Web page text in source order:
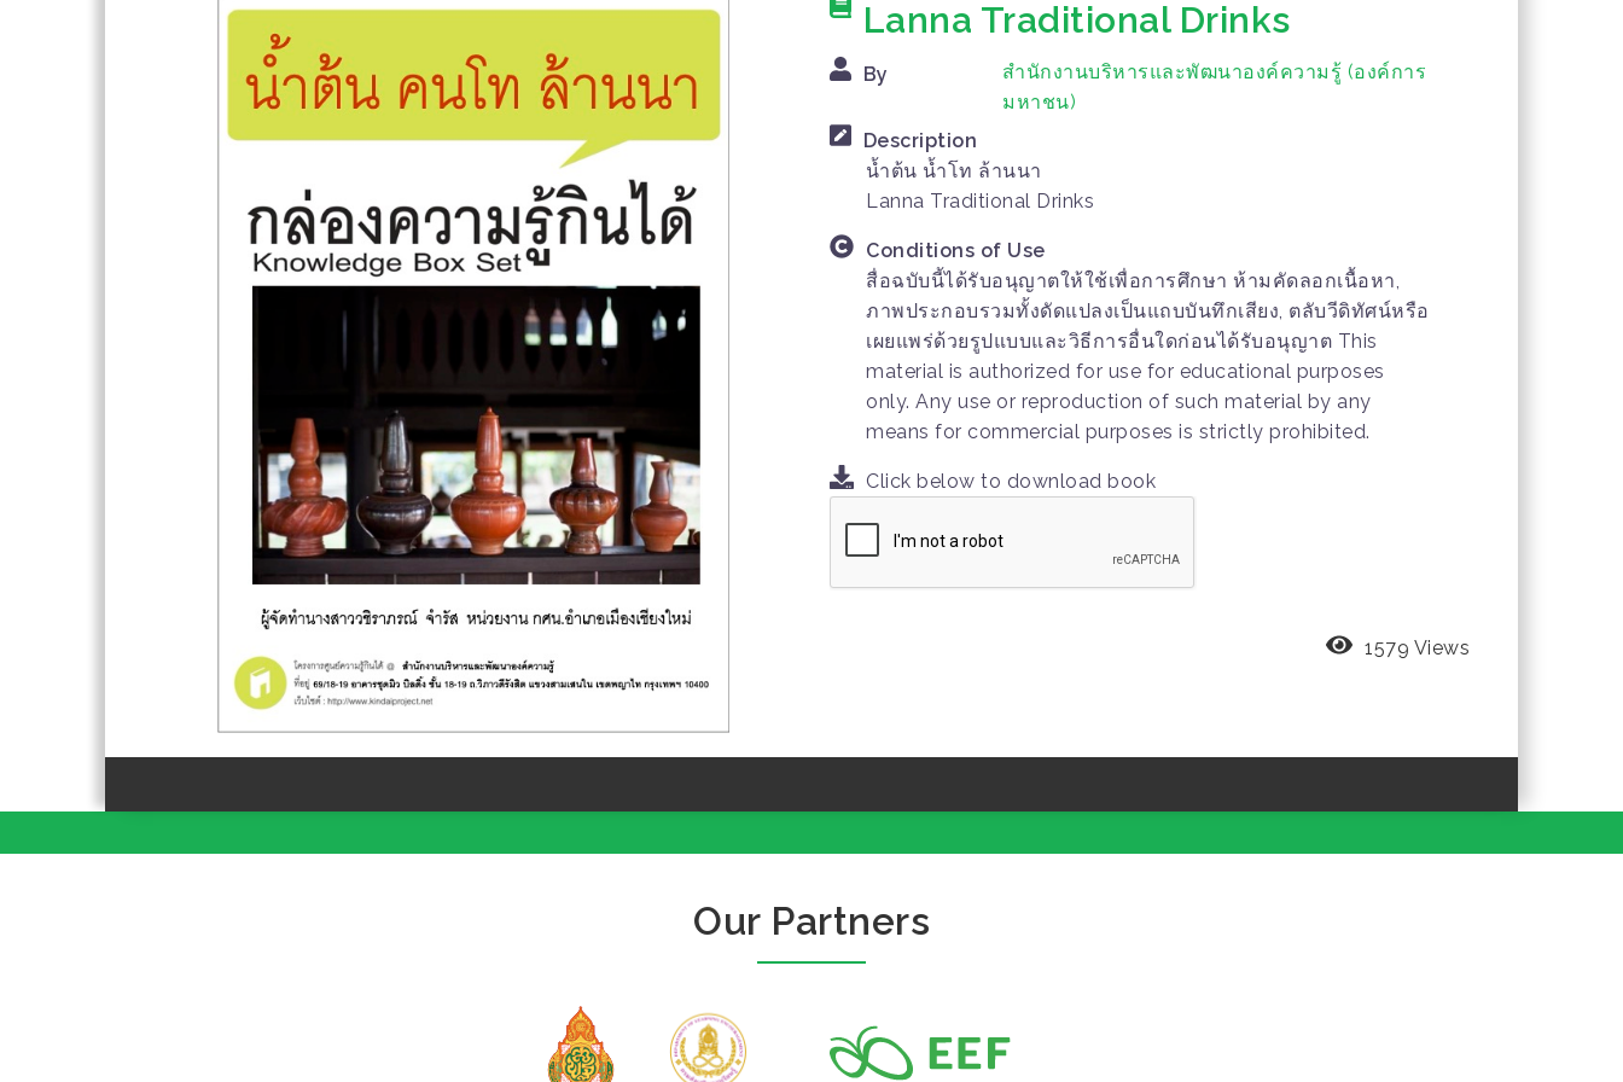
Lanna Traditional Drinks
By
สำนักงานบริหารและพัฒนาองค์ความรู้ (องค์การ
มหาชน)
Description
น้ำต้น น้ำโท ล้านนา
Lanna Traditional Drinks
Conditions of Use
สื่อฉบับนี้ได้รับอนุญาตให้ใช้เพื่อการศึกษา ห้ามคัดลอกเนื้อหา,
ภาพประกอบรวมทั้งดัดแปลงเป็นแถบบันทึกเสียง, ตลับวีดิทัศน์หรือ
เผยแพร่ด้วยรูปแบบและวิธีการอื่นใดก่อนได้รับอนุญาต This
material is authorized for use for educational purposes
only. Any use or reproduction of such material by any
means for commercial purposes is strictly prohibited.
Click below to download book
1579 Views
Our Partners